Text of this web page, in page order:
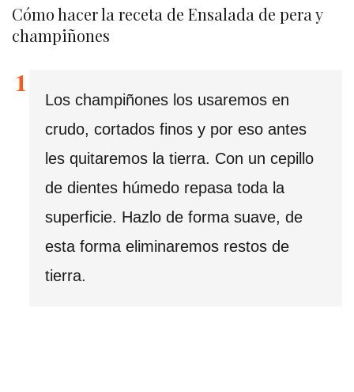
Cómo hacer la receta de Ensalada de pera y
champiñones
Los champiñones los usaremos en
crudo, cortados finos y por eso antes
les quitaremos la tierra. Con un cepillo
de dientes húmedo repasa toda la
superficie. Hazlo de forma suave, de
esta forma eliminaremos restos de
tierra.